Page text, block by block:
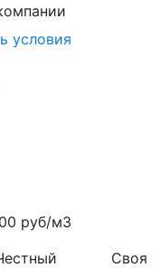
условия
руб/м3
Своя